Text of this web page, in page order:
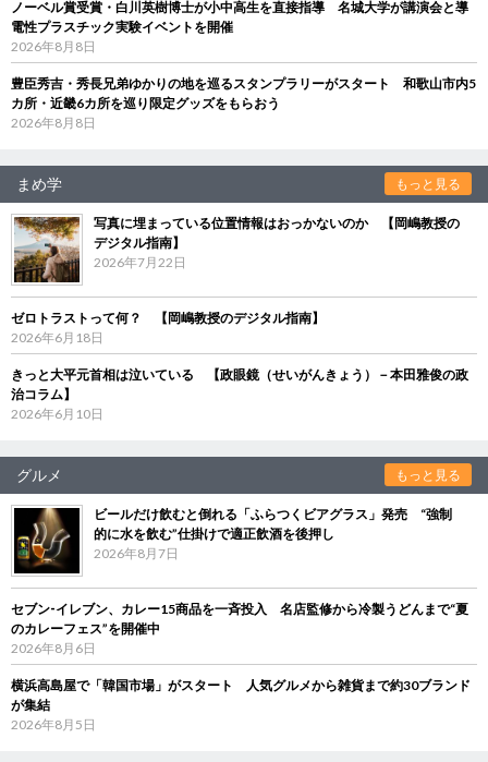
ノーベル賞受賞・白川英樹博士が小中高生を直接指導 名城大学が講演会と導
電性プラスチック実験イベントを開催
2026年8月8日
豊臣秀吉・秀長兄弟ゆかりの地を巡るスタンプラリーがスタート 和歌山市内5
カ所・近畿6カ所を巡り限定グッズをもらおう
2026年8月8日
まめ学 もっと見る
写真に埋まっている位置情報はおっかないのか 【岡嶋教授の
デジタル指南】
2026年7月22日
ゼロトラストって何？ 【岡嶋教授のデジタル指南】
2026年6月18日
きっと大平元首相は泣いている 【政眼鏡（せいがんきょう）－本田雅俊の政
治コラム】
2026年6月10日
グルメ もっと見る
ビールだけ飲むと倒れる「ふらつくビアグラス」発売 “強制
的に水を飲む”仕掛けで適正飲酒を後押し
2026年8月7日
セブン‐イレブン、カレー15商品を一斉投入 名店監修から冷製うどんまで“夏
のカレーフェス”を開催中
2026年8月6日
横浜高島屋で「韓国市場」がスタート 人気グルメから雑貨まで約30ブランド
が集結
2026年8月5日